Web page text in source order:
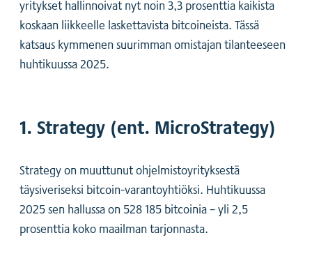
yritykset hallinnoivat nyt noin 3,3 prosenttia kaikista
koskaan liikkeelle laskettavista bitcoineista. Tässä
katsaus kymmenen suurimman omistajan tilanteeseen
huhtikuussa 2025.
1. Strategy (ent. MicroStrategy)
Strategy on muuttunut ohjelmistoyrityksestä
täysiveriseksi bitcoin-varantoyhtiöksi. Huhtikuussa
2025 sen hallussa on 528 185 bitcoinia – yli 2,5
prosenttia koko maailman tarjonnasta.